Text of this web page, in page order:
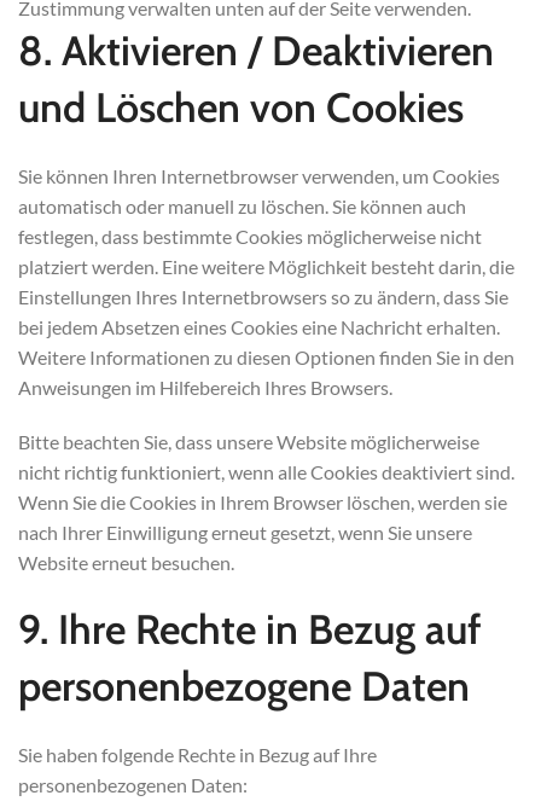
Zustimmung verwalten unten auf der Seite verwenden.
8. Aktivieren / Deaktivieren
und Löschen von Cookies
Sie können Ihren Internetbrowser verwenden, um Cookies
automatisch oder manuell zu löschen. Sie können auch
festlegen, dass bestimmte Cookies möglicherweise nicht
platziert werden. Eine weitere Möglichkeit besteht darin, die
Einstellungen Ihres Internetbrowsers so zu ändern, dass Sie
bei jedem Absetzen eines Cookies eine Nachricht erhalten.
Weitere Informationen zu diesen Optionen finden Sie in den
Anweisungen im Hilfebereich Ihres Browsers.
Bitte beachten Sie, dass unsere Website möglicherweise
nicht richtig funktioniert, wenn alle Cookies deaktiviert sind.
Wenn Sie die Cookies in Ihrem Browser löschen, werden sie
nach Ihrer Einwilligung erneut gesetzt, wenn Sie unsere
Website erneut besuchen.
9. Ihre Rechte in Bezug auf
personenbezogene Daten
Sie haben folgende Rechte in Bezug auf Ihre
personenbezogenen Daten: